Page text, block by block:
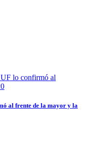
al frente de la mayor y la